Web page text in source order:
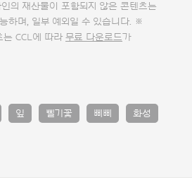
의 재산물이 포함되지 않은 콘텐츠는
하며, 일부 예외일 수 있습니다. ※
는 CCL에 따라 무료 다운로드가
잎 삘기꽃 삐삐 화성